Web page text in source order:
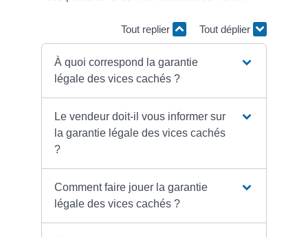
Tout replier Tout déplier
À quoi correspond la garantie
légale des vices cachés ?
Le vendeur doit-il vous informer sur
la garantie légale des vices cachés
?
Comment faire jouer la garantie
légale des vices cachés ?